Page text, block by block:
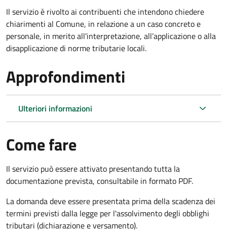
Il servizio è rivolto ai contribuenti che intendono chiedere
chiarimenti al Comune, in relazione a un caso concreto e
personale, in merito all'interpretazione, all’applicazione o alla
disapplicazione di norme tributarie locali.
Approfondimenti
Ulteriori informazioni
Come fare
Il servizio può essere attivato presentando tutta la
documentazione prevista, consultabile in formato PDF.
La domanda deve essere presentata prima della scadenza dei
termini previsti dalla legge per l'assolvimento degli obblighi
tributari (dichiarazione e versamento).